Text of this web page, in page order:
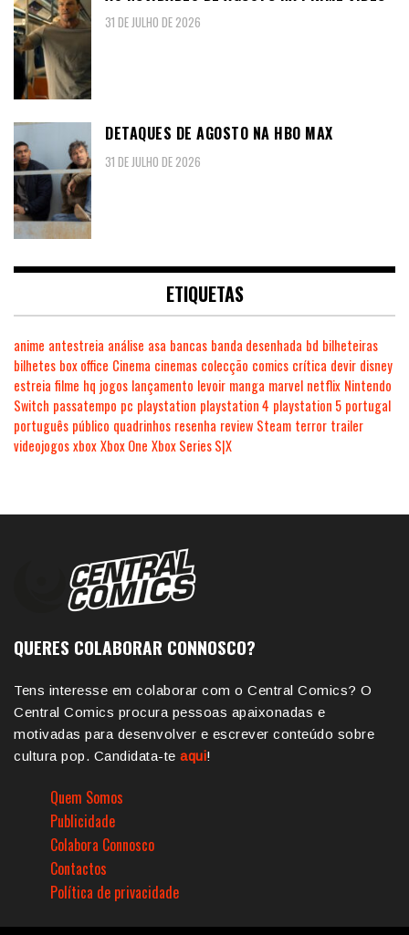
31 DE JULHO DE 2026
DETAQUES DE AGOSTO NA HBO MAX
31 DE JULHO DE 2026
ETIQUETAS
anime antestreia análise asa bancas banda desenhada bd bilheteiras
bilhetes box office Cinema cinemas colecção comics crítica devir disney
estreia filme hq jogos lançamento levoir manga marvel netflix Nintendo
Switch passatempo pc playstation playstation 4 playstation 5 portugal
português público quadrinhos resenha review Steam terror trailer
videojogosxboxXbox One Xbox Series S|X
QUERES COLABORAR CONNOSCO?
Tens interesse em colaborar com o Central Comics? O
Central Comics procura pessoas apaixonadas e
motivadas para desenvolver e escrever conteúdo sobre
cultura pop. Candidata-te aqui!
Quem Somos
Publicidade
Colabora Connosco
Contactos
Política de privacidade